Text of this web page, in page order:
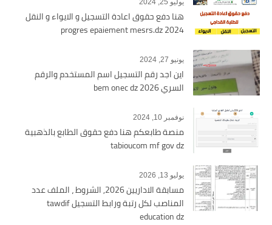
يوليو 25, 2024
هنا دفع حقوق اعادة التسجيل و الايواء و النقل
2024 progres epaiement mesrs.dz
يونيو 27, 2024
اين اجد رقم التسجيل اسم المستخدم والرقم
السري bem onec dz 2026
نوفمبر 10, 2024
منصة طابعكم هنا دفع حقوق الطابع بالذهبية
tabioucom mf gov dz
يوليو 13, 2026
مسابقة الاداريين 2026, الشروط ، الملف عدد
المناصب لكل رتبة ورابط التسجيل tawdif
education dz